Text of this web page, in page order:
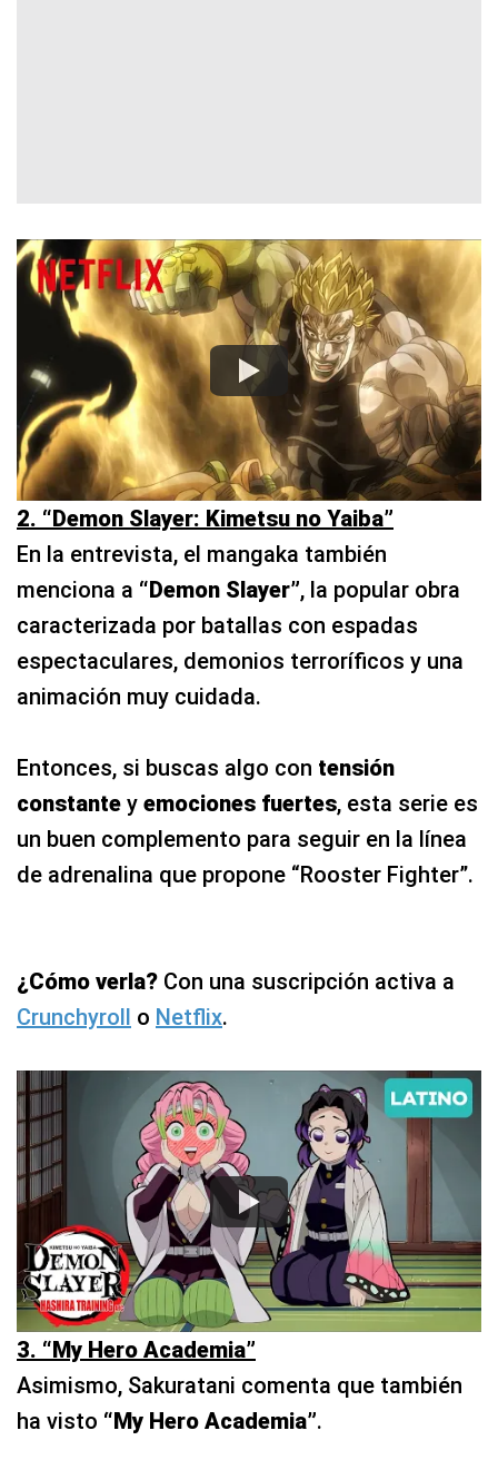
2. “Demon Slayer: Kimetsu no Yaiba”
En la entrevista, el mangaka también
menciona a “Demon Slayer”, la popular obra
caracterizada por batallas con espadas
espectaculares, demonios terroríficos y una
animación muy cuidada.
Entonces, si buscas algo con tensión
constante y emociones fuertes, esta serie es
un buen complemento para seguir en la línea
de adrenalina que propone “Rooster Fighter”.
¿Cómo verla? Con una suscripción activa a
Crunchyroll o Netflix.
3. “My Hero Academia”
Asimismo, Sakuratani comenta que también
ha visto “My Hero Academia”.